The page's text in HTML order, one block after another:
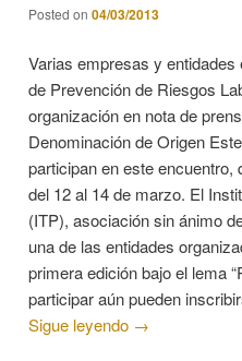
Posted on 04/03/2013
Varias empresas y
de Prevención de Riesgos
organización en nota de
Denominación de Origen
participan en este
del 12 al 14 de marzo. El
(ITP), asociación sin ánimo
una de las entidades
primera edición bajo el lema
participar aún pueden
Sigue leyendo →